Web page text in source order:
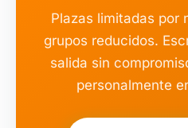
Plazas limitadas por
grupos reducidos.
salida sin
personalmente